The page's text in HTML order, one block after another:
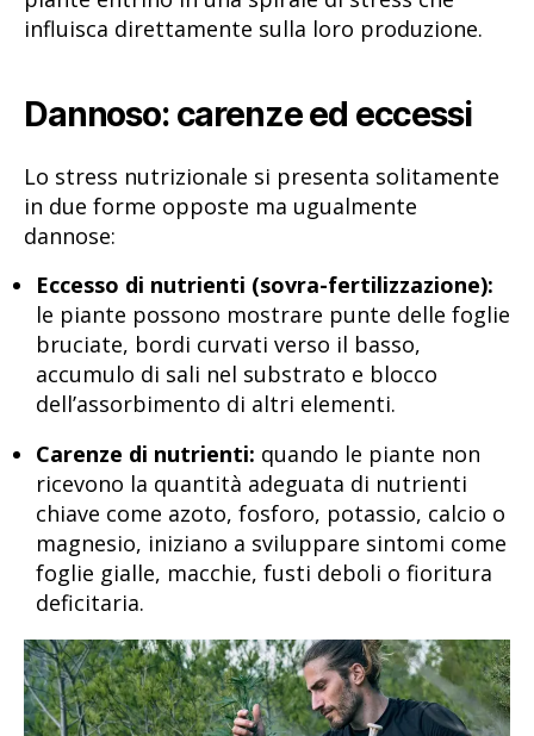
influisca direttamente sulla loro produzione.
Dannoso: carenze ed eccessi
Lo stress nutrizionale si presenta solitamente
in due forme opposte ma ugualmente
dannose:
Eccesso di nutrienti (sovra-fertilizzazione):
le piante possono mostrare punte delle foglie
bruciate, bordi curvati verso il basso,
accumulo di sali nel substrato e blocco
dell’assorbimento di altri elementi.
Carenze di nutrienti: quando le piante non
ricevono la quantità adeguata di nutrienti
chiave come azoto, fosforo, potassio, calcio o
magnesio, iniziano a sviluppare sintomi come
foglie gialle, macchie, fusti deboli o fioritura
deficitaria.